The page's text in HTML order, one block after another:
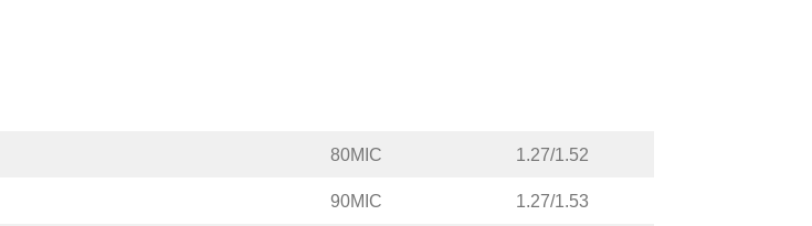
80MIC 1.27/1.52
90MIC 1.27/1.53